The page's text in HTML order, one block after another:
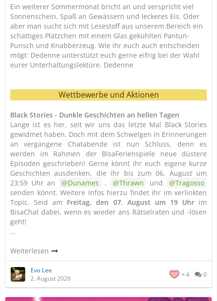
Ein weiterer Sommermonat bricht an und verspricht viel
Sonnenschein, Spaß an Gewässern und leckeres Eis. Oder
aber man sucht sich mit Lesestoff aus unserem Bereich ein
schattiges Plätzchen mit einem Glas gekühlten Pantun-
Punsch und Knabberzeug. Wie ihr euch auch entscheiden
mögt: Dedenne unterstützt euch gerne eifrig bei der Wahl
eurer Unterhaltungslektüre. Dedenne
Wettbewerbe und Aktionen
Black Stories - Dunkle Geschichten an hellen Tagen
Lange ist es her, seit wir uns das letzte Mal Black Stories
gewidmet haben. Doch mit dem Schwelgen in Erinnerungen
an vergangene Chatabende ist nun Schluss, denn es
werden im Rahmen der BisaFerienspiele neue düstere
Episoden geschrieben! Gerne könnt ihr euch eigene kurze
Geschichten ausdenken, die ihr bis zum 06. August um
23:59 Uhr an
Dunames , Thrawn und
Tragosso
senden könnt. Weitere Infos hierzu findet ihr im verlinkten
Topic. Seid am Freitag, den 07. August um 19 Uhrim
BisaChat dabei, wenn es wieder ans Rätselraten und -lösen
geht!
…
Weiterlesen
Evo Lee
2. August 2026
4 0